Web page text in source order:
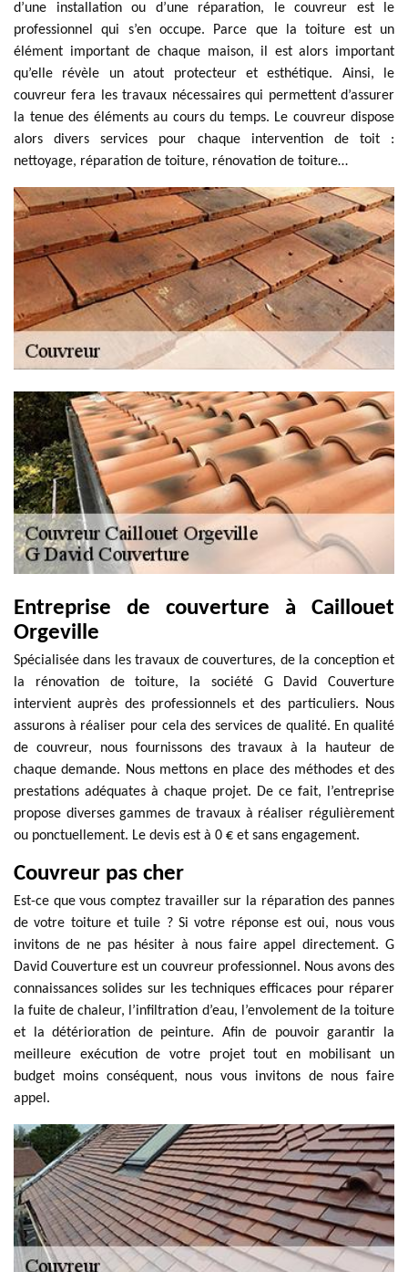
d’une installation ou d’une réparation, le couvreur est le
professionnel qui s’en occupe. Parce que la toiture est un
élément important de chaque maison, il est alors important
qu’elle révèle un atout protecteur et esthétique. Ainsi, le
couvreur fera les travaux nécessaires qui permettent d’assurer
la tenue des éléments au cours du temps. Le couvreur dispose
alors divers services pour chaque intervention de toit :
nettoyage, réparation de toiture, rénovation de toiture…
Entreprise de couverture à Caillouet
Orgeville
Spécialisée dans les travaux de couvertures, de la conception et
la rénovation de toiture, la société G David Couverture
intervient auprès des professionnels et des particuliers. Nous
assurons à réaliser pour cela des services de qualité. En qualité
de couvreur, nous fournissons des travaux à la hauteur de
chaque demande. Nous mettons en place des méthodes et des
prestations adéquates à chaque projet. De ce fait, l’entreprise
propose diverses gammes de travaux à réaliser régulièrement
ou ponctuellement. Le devis est à 0 € et sans engagement.
Couvreur pas cher
Est-ce que vous comptez travailler sur la réparation des pannes
de votre toiture et tuile ? Si votre réponse est oui, nous vous
invitons de ne pas hésiter à nous faire appel directement. G
David Couverture est un couvreur professionnel. Nous avons des
connaissances solides sur les techniques efficaces pour réparer
la fuite de chaleur, l’infiltration d’eau, l’envolement de la toiture
et la détérioration de peinture. Afin de pouvoir garantir la
meilleure exécution de votre projet tout en mobilisant un
budget moins conséquent, nous vous invitons de nous faire
appel.